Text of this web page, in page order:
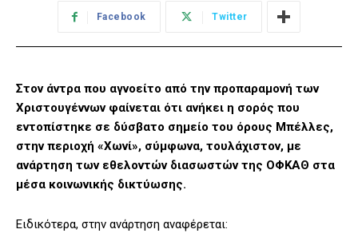
Facebook Twitter
Στον άντρα που αγνοείτο από την προπαραμονή των
Χριστουγέννων φαίνεται ότι ανήκει η σορός που
εντοπίστηκε σε δύσβατο σημείο του όρους Μπέλλες,
στην περιοχή «Χωνί», σύμφωνα, τουλάχιστον, με
ανάρτηση των εθελοντών διασωστών της ΟΦΚΑΘ στα
μέσα κοινωνικής δικτύωσης.
Ειδικότερα, στην ανάρτηση αναφέρεται: